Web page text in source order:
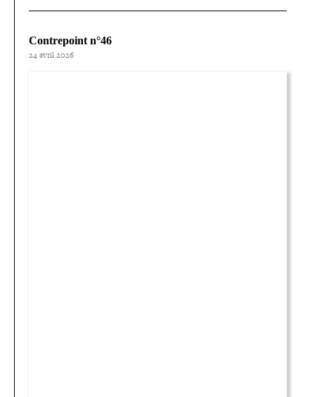
Contrepoint n°46
24 avril 2026